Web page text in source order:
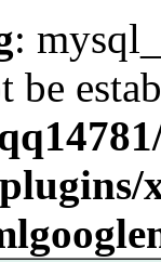
:
be